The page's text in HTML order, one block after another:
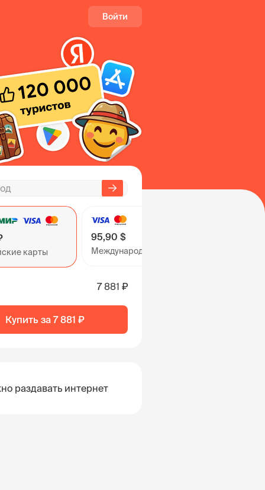
Войти
карты
95,90 $
Международные карты
7 881 ₽
Купить за 7 881 ₽
раздавать интернет